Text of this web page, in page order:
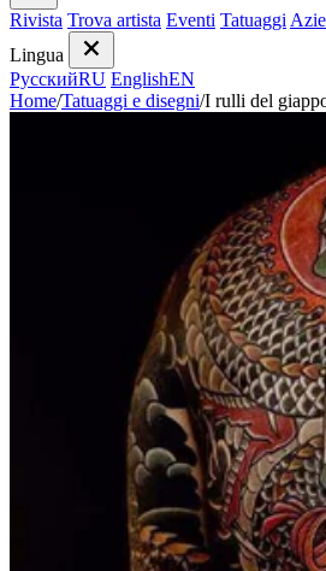
Rivista Trova artista Eventi Tatuaggi
Lingua
РусскийRU EnglishEN
Home/Tatuaggi e disegni/I rulli del